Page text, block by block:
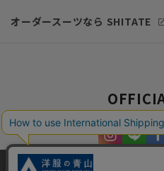
オーダースーツなら SHITATE